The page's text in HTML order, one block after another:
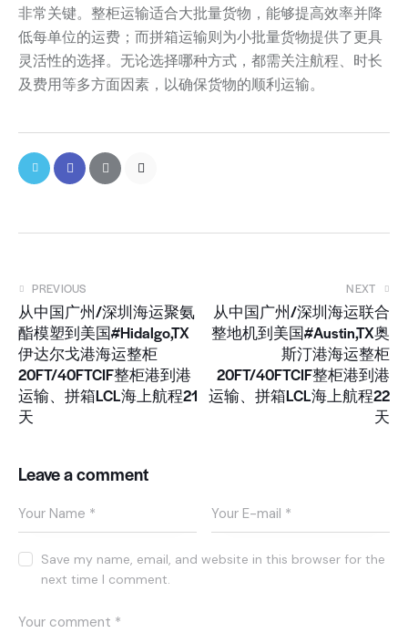
非常关键。整柜运输适合大批量货物，能够提高效率并降
低每单位的运费；而拼箱运输则为小批量货物提供了更具
灵活性的选择。无论选择哪种方式，都需关注航程、时长
及费用等多方面因素，以确保货物的顺利运输。
PREVIOUS
从中国广州/深圳海运聚氨
酯模塑到美国#Hidalgo,TX
伊达尔戈港海运整柜
20FT/40FTCIF整柜港到港
运输、拼箱LCL海上航程21
天
NEXT
从中国广州/深圳海运联合
整地机到美国#Austin,TX奥
斯汀港海运整柜
20FT/40FTCIF整柜港到港
运输、拼箱LCL海上航程22
天
Leave a comment
Save my name, email, and website in this browser for the
next time I comment.